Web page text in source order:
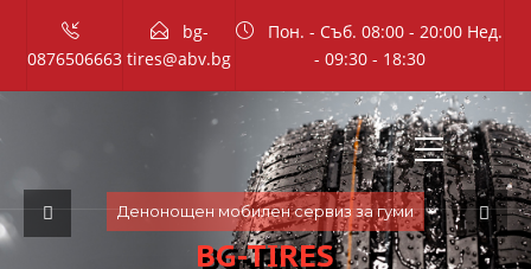
0876506663
bg-
tires@abv.bg
Пон. - Съб. 08:00 - 20:00 Нед.
- 09:30 - 18:30
Денонощен мобилен сервиз за гуми
BG-TIRES